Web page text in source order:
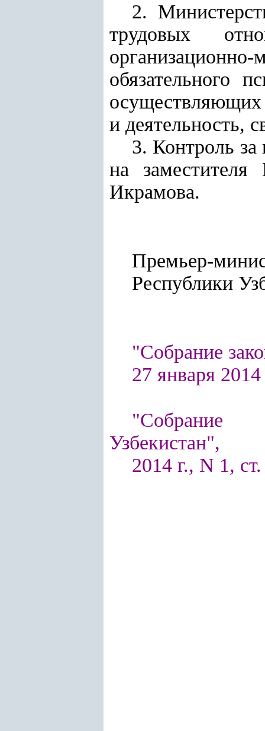
2.
трудовых
обязательного
осуществляющих
и деятельность,
3. Контроль за
на
Икрамова.
Премьер-
"Собрание
27 января
"Собрание
Узбекистан",
2014 г., N 1,